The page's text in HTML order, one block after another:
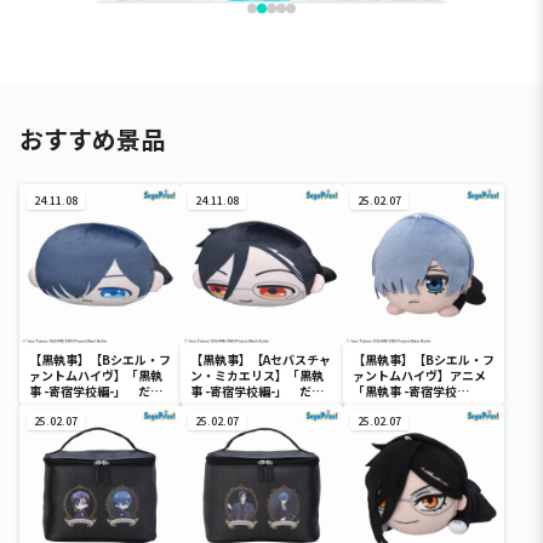
おすすめ景品
24.11.08
【黒執事】【Bシエル・フ
ァントムハイヴ】「黒執
事 -寄宿学校編-」 だら
りんず Mぬいぐるみ
24.11.08
【黒執事】【Aセバスチャ
ン・ミカエリス】「黒執
事 -寄宿学校編-」 だら
りんず Mぬいぐるみ
25.02.07
【黒執事】【Bシエル・フ
ァントムハイヴ】アニメ
「黒執事 -寄宿学校
編-」 寝そべり ぬいぐ
るみ（EX）
25.02.07 25.02.07 25.02.07